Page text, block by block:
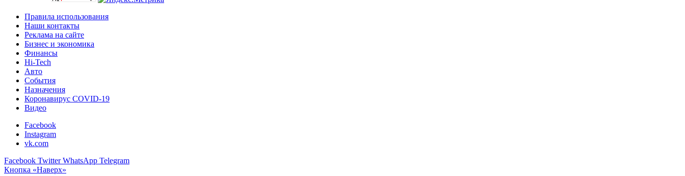
Правила использования
Наши контакты
Реклама на сайте
Бизнес и экономика
Финансы
Hi-Tech
Авто
События
Назначения
Коронавирус COVID-19
Видео
Facebook
Instagram
vk.com
Facebook Twitter WhatsApp Telegram
Кнопка «Наверх»